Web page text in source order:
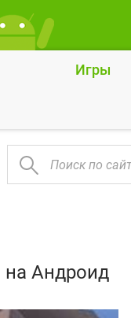
Игры
на Андроид